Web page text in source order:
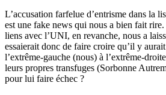
L’accusation farfelue d’entrisme dans la
est une fake news qui nous a bien fait
liens avec l’UNI, en revanche, nous a
essaierait donc de faire croire qu’il y
l’extrême-gauche (nous) à l’extrême-
leurs propres transfuges (Sorbonne
pour lui faire échec ?